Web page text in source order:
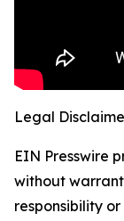
Legal
EIN Presswire
without
responsibility